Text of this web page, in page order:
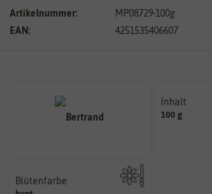
Artikelnummer:
MP08729-100g
EAN:
4251535406607
Inhalt
100 g
Blütenfarbe